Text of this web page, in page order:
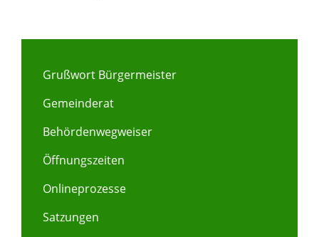
Grußwort Bürgermeister
Gemeinderat
Behördenwegweiser
Öffnungszeiten
Onlineprozesse
Satzungen